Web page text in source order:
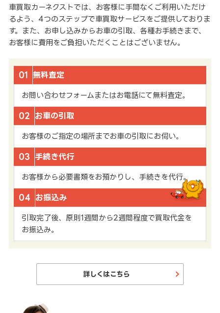
車買取カーネクストでは、お客様に手間なくご利用いただけ
るよう、4つのステップで車買取サービスをご提供しておりま
す。また、お申し込みからお車の引取、各種お手続きまで、
お客様に費用をご負担いただくことはございません。
01 無料査定
お問い合わせフォームまたはお電話にて無料査定。
02 お車の引取
お客様のご指定の場所までお車の引取にお伺い。
03 手続き代行
お客様から必要書類をお預かりし、手続きを代行。
04 お振込み
引取完了後、原則1週間から2週間程度で買取代金を
お振込み。
詳しくはこちら